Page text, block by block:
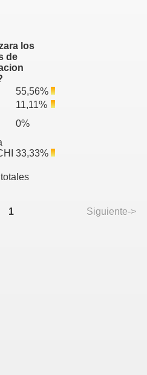
los
de
55,56%
11,11%
0%
33,33%
1 Siguiente->